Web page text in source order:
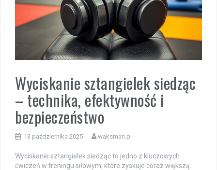
Wyciskanie sztangielek siedząc
– technika, efektywność i
bezpieczeństwo
13 października 2025 waksman.pl
Wyciskanie sztangielek siedząc to jedno z kluczowych
ćwiczeń w treningu siłowym, które zyskuje coraz większą